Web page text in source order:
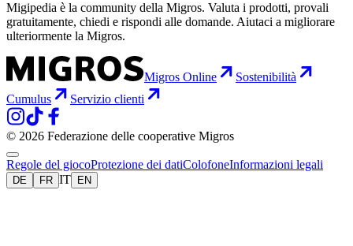
Migipedia è la community della Migros. Valuta i prodotti, provali
gratuitamente, chiedi e rispondi alle domande. Aiutaci a migliorare
ulteriormente la Migros.
Migros Online
Sostenibilità
Cumulus
Servizio clienti
© 2026 Federazione delle cooperative Migros
Regole del giocoProtezione dei datiColofoneInformazioni legali
DE FR IT EN